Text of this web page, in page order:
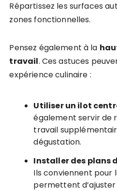
Répartissez les surfaces
zones fonctionnelles.
Pensez également à la
travail. Ces astuces
expérience culinaire :
Utiliser un ilot
également servir de
travail
dégustation.
Installer des plans
Ils conviennent pour
permettent d’ajuster